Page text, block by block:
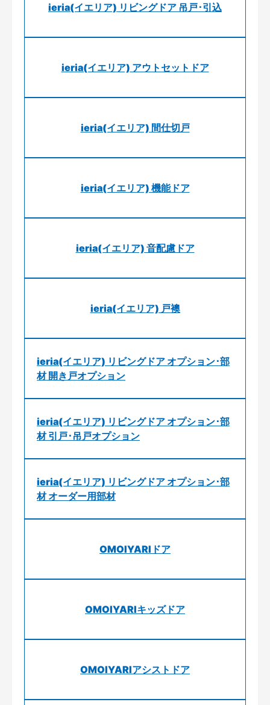
ieria(イエリア) リビングドア 吊戸･引込
ieria(イエリア) アウトセットドア
ieria(イエリア) 間仕切戸
ieria(イエリア) 機能ドア
ieria(イエリア) 音配慮ドア
ieria(イエリア) 戸襖
ieria(イエリア) リビングドア オプション･部
材 開き戸オプション
ieria(イエリア) リビングドア オプション･部
材 引戸･吊戸オプション
ieria(イエリア) リビングドア オプション･部
材 オーダー用部材
OMOIYARIドア
OMOIYARIキッズドア
OMOIYARIアシストドア